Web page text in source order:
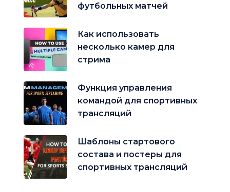
футбольных матчей
Как использовать
несколько камер для
стрима
Функция управления
командой для спортивных
трансляций
Шаблоны стартового
состава и постеры для
спортивных трансляций